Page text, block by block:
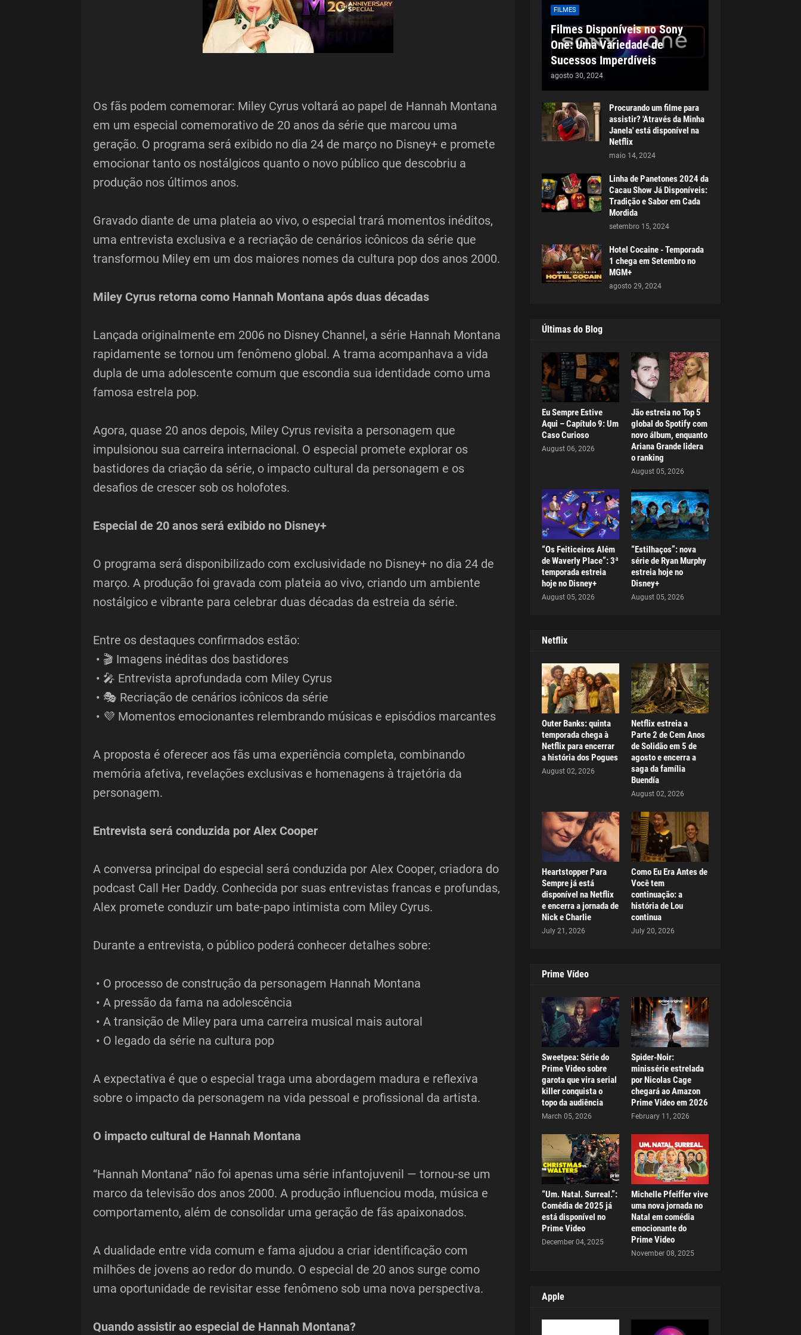
Os fãs podem comemorar: Miley Cyrus voltará ao papel de Hannah Montana
em um especial comemorativo de 20 anos da série que marcou uma
geração. O programa será exibido no dia 24 de março no Disney+ e promete
emocionar tanto os nostálgicos quanto o novo público que descobriu a
produção nos últimos anos.
Gravado diante de uma plateia ao vivo, o especial trará momentos inéditos,
uma entrevista exclusiva e a recriação de cenários icônicos da série que
transformou Miley em um dos maiores nomes da cultura pop dos anos 2000.
Miley Cyrus retorna como Hannah Montana após duas décadas
Lançada originalmente em 2006 no Disney Channel, a série Hannah Montana
rapidamente se tornou um fenômeno global. A trama acompanhava a vida
dupla de uma adolescente comum que escondia sua identidade como uma
famosa estrela pop.
Agora, quase 20 anos depois, Miley Cyrus revisita a personagem que
impulsionou sua carreira internacional. O especial promete explorar os
bastidores da criação da série, o impacto cultural da personagem e os
desafios de crescer sob os holofotes.
Especial de 20 anos será exibido no Disney+
O programa será disponibilizado com exclusividade no Disney+ no dia 24 de
março. A produção foi gravada com plateia ao vivo, criando um ambiente
nostálgico e vibrante para celebrar duas décadas da estreia da série.
Entre os destaques confirmados estão:
• 🎬 Imagens inéditas dos bastidores
• 🎤 Entrevista aprofundada com Miley Cyrus
• 🎭 Recriação de cenários icônicos da série
• 💜 Momentos emocionantes relembrando músicas e episódios marcantes
A proposta é oferecer aos fãs uma experiência completa, combinando
memória afetiva, revelações exclusivas e homenagens à trajetória da
personagem.
Entrevista será conduzida por Alex Cooper
A conversa principal do especial será conduzida por Alex Cooper, criadora do
podcast Call Her Daddy. Conhecida por suas entrevistas francas e profundas,
Alex promete conduzir um bate-papo intimista com Miley Cyrus.
Durante a entrevista, o público poderá conhecer detalhes sobre:
• O processo de construção da personagem Hannah Montana
• A pressão da fama na adolescência
• A transição de Miley para uma carreira musical mais autoral
• O legado da série na cultura pop
A expectativa é que o especial traga uma abordagem madura e reflexiva
sobre o impacto da personagem na vida pessoal e profissional da artista.
O impacto cultural de Hannah Montana
“Hannah Montana” não foi apenas uma série infantojuvenil — tornou-se um
marco da televisão dos anos 2000. A produção influenciou moda, música e
comportamento, além de consolidar uma geração de fãs apaixonados.
A dualidade entre vida comum e fama ajudou a criar identificação com
milhões de jovens ao redor do mundo. O especial de 20 anos surge como
uma oportunidade de revisitar esse fenômeno sob uma nova perspectiva.
Quando assistir ao especial de Hannah Montana?
FILMES
Filmes Disponíveis no Sony
One: Uma Variedade de
Sucessos Imperdíveis
agosto 30, 2024
Procurando um filme para
assistir? 'Através da Minha
Janela' está disponível na
Netflix
maio 14, 2024
Linha de Panetones 2024 da
Cacau Show Já Disponíveis:
Tradição e Sabor em Cada
Mordida
setembro 15, 2024
Hotel Cocaine - Temporada
1 chega em Setembro no
MGM+
agosto 29, 2024
Últimas do Blog
Eu Sempre Estive
Aqui – Capítulo 9: Um
Caso Curioso
August 06, 2026
Jão estreia no Top 5
global do Spotify com
novo álbum, enquanto
Ariana Grande lidera
o ranking
August 05, 2026
“Os Feiticeiros Além
de Waverly Place”: 3ª
temporada estreia
hoje no Disney+
August 05, 2026
“Estilhaços”: nova
série de Ryan Murphy
estreia hoje no
Disney+
August 05, 2026
Netflix
Outer Banks: quinta
temporada chega à
Netflix para encerrar
a história dos Pogues
August 02, 2026
Netflix estreia a
Parte 2 de Cem Anos
de Solidão em 5 de
agosto e encerra a
saga da família
Buendía
August 02, 2026
Heartstopper Para
Sempre já está
disponível na Netflix
e encerra a jornada de
Nick e Charlie
July 21, 2026
Como Eu Era Antes de
Você tem
continuação: a
história de Lou
continua
July 20, 2026
Prime Vídeo
Sweetpea: Série do
Prime Video sobre
garota que vira serial
killer conquista o
topo da audiência
March 05, 2026
Spider-Noir:
minissérie estrelada
por Nicolas Cage
chegará ao Amazon
Prime Video em 2026
February 11, 2026
“Um. Natal. Surreal.”:
Comédia de 2025 já
está disponível no
Prime Video
December 04, 2025
Michelle Pfeiffer vive
uma nova jornada no
Natal em comédia
emocionante do
Prime Video
November 08, 2025
Apple